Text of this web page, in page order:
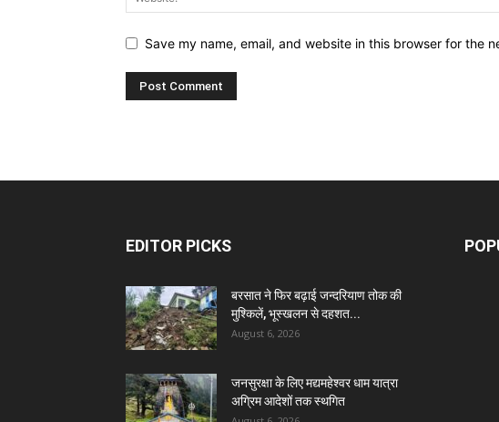
Save my name, email, and website in this browser for the
EDITOR PICKS
बरसात ने फिर बढ़ाई जन्दरियाण तोक की
मुश्किलें, भूस्खलन से दहशत...
August 6, 2026
जनसुरक्षा के लिए मद्यमहेश्वर धाम यात्रा
अग्रिम आदेशों तक स्थगित